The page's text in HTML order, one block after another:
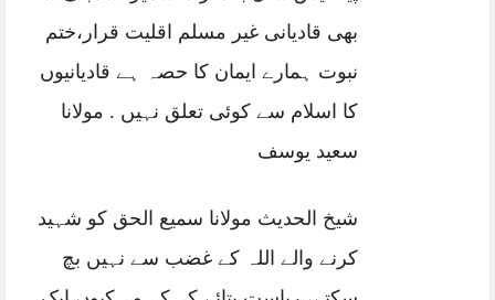
بھی قادیانی غیر مسلم اقلیت قرار،ختم
نبوت ہمارے ایمان کا حصہ ہے قادیانیوں
کا اسلام سے کوئی تعلق نہیں . مولانا
سعید یوسف
شیخ الحدیث مولانا سمیع الحق کو شہید
کرنے والے اللہ کے غضب سے نہیں بچ